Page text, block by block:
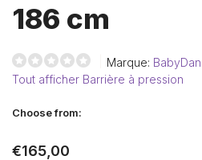
186 cm
Marque: BabyDan
Tout afficher Barrière à pression
Choose from:
€165,00